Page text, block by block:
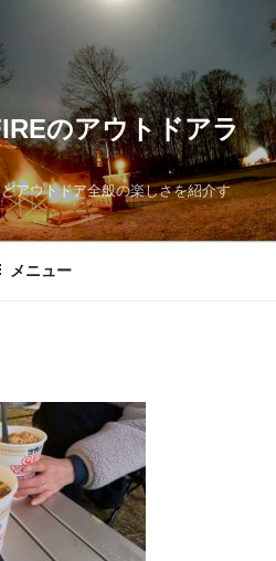
のアウトドアラ
アウトドア全般の楽しさを紹介す
メニュー